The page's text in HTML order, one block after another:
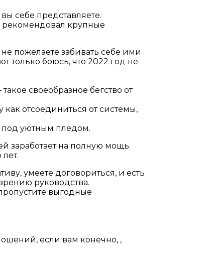
себе представляете.
рекомендовал крупные
пожелаете забивать себе ими
только боюсь, что 2022 год не
своеобразное бегство от
как отсоединиться от системы,
под уютным пледом.
заработает на полную мощь.
умеете договориться, и есть
руководства.
выгодные
если вам конечно, ,